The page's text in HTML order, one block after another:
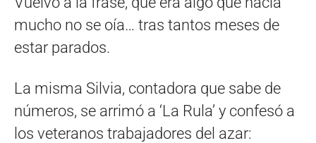
mucho no se oía… tras tantos meses de
estar parados.
La misma Silvia, contadora que sabe de
números, se arrimó a ‘La Rula’ y confesó a
los veteranos trabajadores del azar: